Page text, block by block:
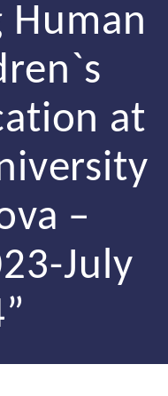
Human
at
–
July